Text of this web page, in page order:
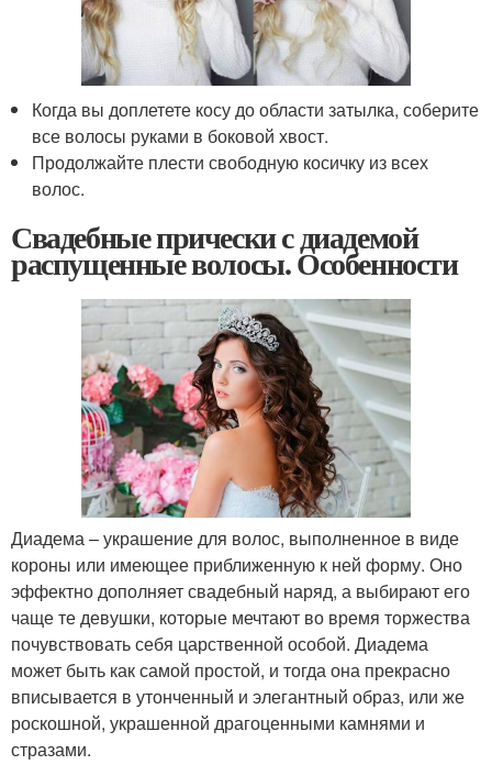
Когда вы доплетете косу до области затылка, соберите
все волосы руками в боковой хвост.
Продолжайте плести свободную косичку из всех
волос.
Свадебные прически с диадемой
распущенные волосы. Особенности
Диадема – украшение для волос, выполненное в виде
короны или имеющее приближенную к ней форму. Оно
эффектно дополняет свадебный наряд, а выбирают его
чаще те девушки, которые мечтают во время торжества
почувствовать себя царственной особой. Диадема
может быть как самой простой, и тогда она прекрасно
вписывается в утонченный и элегантный образ, или же
роскошной, украшенной драгоценными камнями и
стразами.